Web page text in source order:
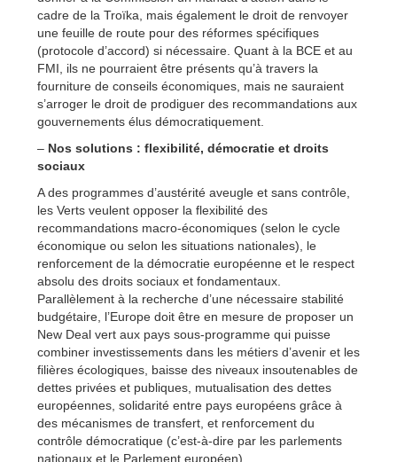
cadre de la Troïka, mais également le droit de renvoyer
une feuille de route pour des réformes spécifiques
(protocole d’accord) si nécessaire. Quant à la BCE et au
FMI, ils ne pourraient être présents qu’à travers la
fourniture de conseils économiques, mais ne sauraient
s’arroger le droit de prodiguer des recommandations aux
gouvernements élus démocratiquement.
– Nos solutions : flexibilité, démocratie et droits
sociaux
A des programmes d’austérité aveugle et sans contrôle,
les Verts veulent opposer la flexibilité des
recommandations macro-économiques (selon le cycle
économique ou selon les situations nationales), le
renforcement de la démocratie européenne et le respect
absolu des droits sociaux et fondamentaux.
Parallèlement à la recherche d’une nécessaire stabilité
budgétaire, l’Europe doit être en mesure de proposer un
New Deal vert aux pays sous-programme qui puisse
combiner investissements dans les métiers d’avenir et les
filières écologiques, baisse des niveaux insoutenables de
dettes privées et publiques, mutualisation des dettes
européennes, solidarité entre pays européens grâce à
des mécanismes de transfert, et renforcement du
contrôle démocratique (c’est-à-dire par les parlements
nationaux et le Parlement européen).